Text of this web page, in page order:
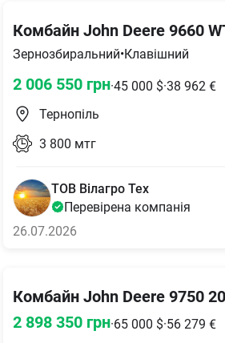
Комбайн John Deere 9660
Зернозбиральний•Клавішний
2 006 550 грн·45 000 $·38 962 €
Тернопіль
3 800 мтг
ТОВ Вілагро Тех
Перевірена компанія
26.07.2026
Комбайн John Deere 9750
2 898 350 грн·65 000 $·56 279 €